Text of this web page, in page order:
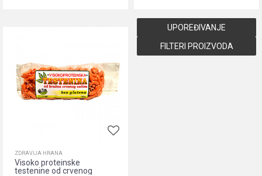
ZDRAVIJA HRANA
Visoko proteinske
testenine od crvenog
UPOREĐIVANJE
FILTERI PROIZVODA